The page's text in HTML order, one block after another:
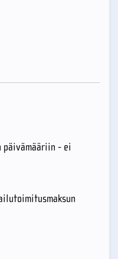
päivämääriin - ei